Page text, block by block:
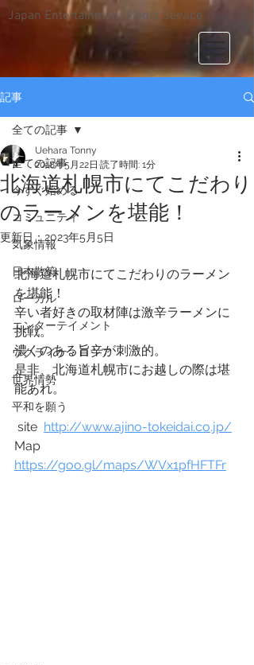
Japan Entertainment Media Service
記事
全ての記事
今すぐ始める
コミュニティ
気象情報
日本散策
ローカル
エンターテイメント
ウクライナ・ロシア
世界情勢
平和を願う
全ての記事
北海道札幌市にてこだわり
のラーメンを堪能！
Uehara Tonny
2018年5月22日 読了時間: 1分
更新日：2023年5月5日
北海道札幌市にてこだわりのラーメン
を堪能！
辛い者好きの取材陣は激辛ラーメンに
挑戦。
濃くのある旨辛が刺激的。
是非、北海道札幌市にお越しの際は堪
能あれ。
site http://www.ajino-tokeidai.co.jp/
Map
https://goo.gl/maps/WVx1pfHFTFr